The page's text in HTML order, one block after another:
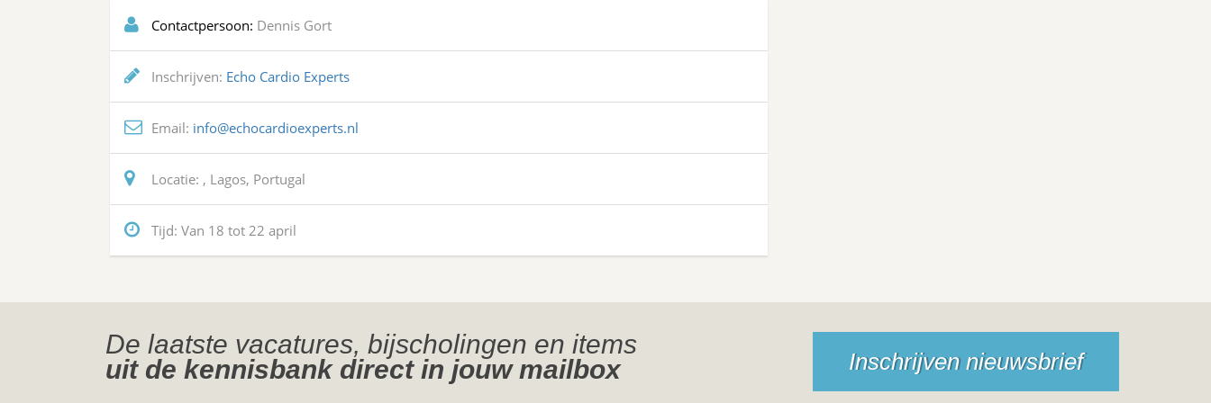
Contactpersoon: Dennis Gort
Inschrijven: Echo Cardio Experts
Email: info@echocardioexperts.nl
Locatie: , Lagos, Portugal
Tijd: Van 18 tot 22 april
De laatste vacatures, bijscholingen en items
uit de kennisbank direct in jouw mailbox
Inschrijven nieuwsbrief